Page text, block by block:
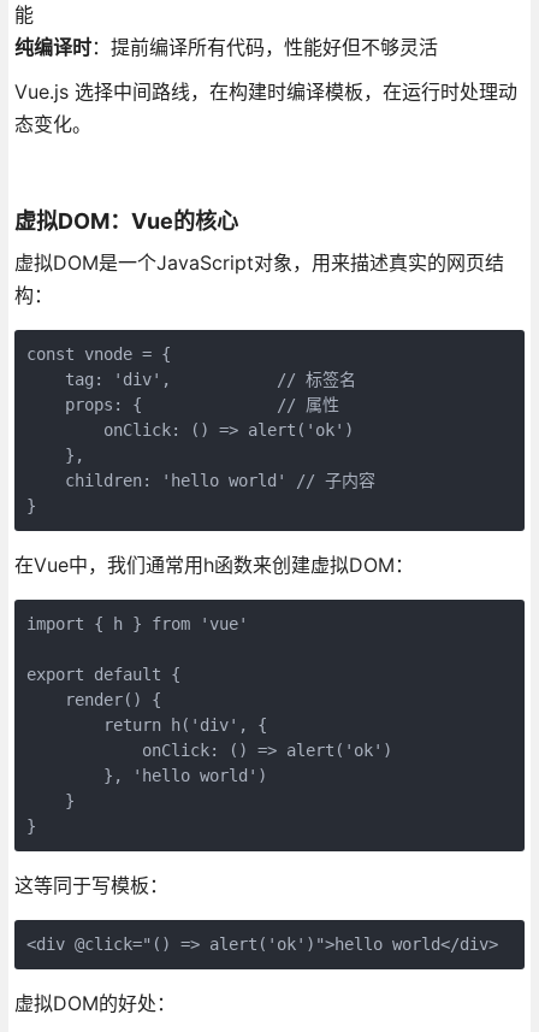
能
纯编译时：提前编译所有代码，性能好但不够灵活
Vue.js 选择中间路线，在构建时编译模板，在运行时处理动
态变化。
虚拟DOM：Vue的核心
虚拟DOM是一个JavaScript对象，用来描述真实的网页结
构：
const vnode = {
    tag: 'div',           // 标签名
    props: {              // 属性
        onClick: () => alert('ok')
    },
    children: 'hello world' // 子内容
}
在Vue中，我们通常用h函数来创建虚拟DOM：
import { h } from 'vue'
export default {
    render() {
        return h('div', {
            onClick: () => alert('ok')
        }, 'hello world')
    }
}
这等同于写模板：
<div @click="() => alert('ok')">hello world</div>
虚拟DOM的好处：